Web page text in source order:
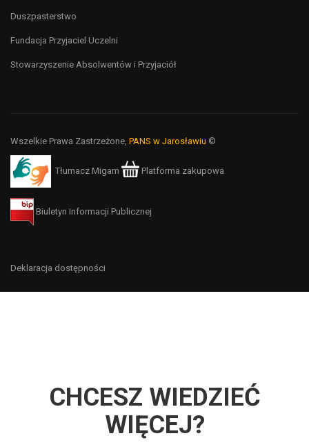
Duszpasterstwo
Fundacja Przyjaciel Uczelni
Stowarzyszenie Absolwentów i Przyjaciół
Wszelkie Prawa Zastrzeżone, PANS w Jarosławiu ©
Tłumacz Migam Platforma zakupowa
Biuletyn Informacji Publicznej
Deklaracja dostępności
CHCESZ WIEDZIEĆ
WIĘCEJ?